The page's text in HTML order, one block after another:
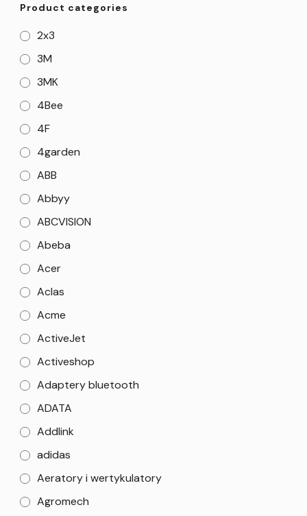
Product categories
2x3
3M
3MK
4Bee
4F
4garden
ABB
Abbyy
ABCVISION
Abeba
Acer
Aclas
Acme
ActiveJet
Activeshop
Adaptery bluetooth
ADATA
Addlink
adidas
Aeratory i wertykulatory
Agromech